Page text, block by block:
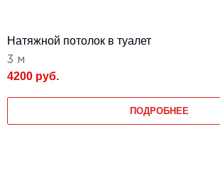
Натяжной потолок в туалет
3 м
4200 руб.
ПОДРОБНЕЕ